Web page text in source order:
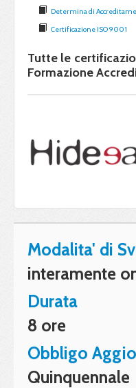
Determina di
Certificazione ISO 9001
Tutte le
Formazione
Modalita' di
interamente
Durata
8 ore
Obbligo
Quinquennale